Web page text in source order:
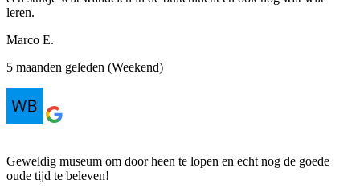
leren.
Marco E.
5 maanden geleden (Weekend)
Geweldig museum om door heen te lopen en echt nog de goede
oude tijd te beleven!